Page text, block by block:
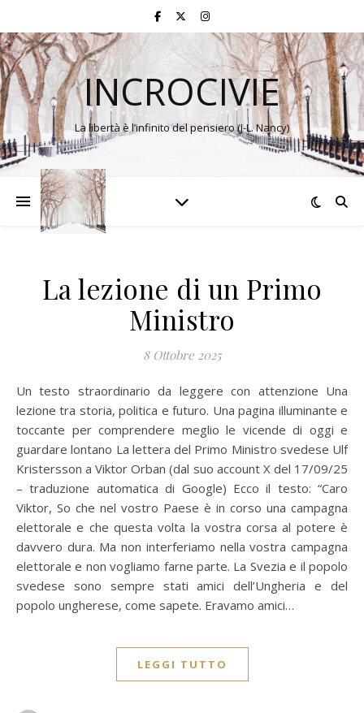
INCROCIVIE
La libertà è l’infinito del pensiero (J-L. Nancy)
La lezione di un Primo
Ministro
8 Ottobre 2025
Un testo straordinario da leggere con attenzione Una
lezione tra storia, politica e futuro. Una pagina illuminante e
toccante per comprendere meglio le vicende di oggi e
guardare lontano La lettera del Primo Ministro svedese Ulf
Kristersson a Viktor Orban (dal suo account X del 17/09/25
– traduzione automatica di Google) Ecco il testo: “Caro
Viktor, So che nel vostro Paese è in corso una campagna
elettorale e che questa volta la vostra corsa al potere è
davvero dura. Ma non interferiamo nella vostra campagna
elettorale e non vogliamo farne parte. La Svezia e il popolo
svedese sono sempre stati amici dell’Ungheria e del
popolo ungherese, come sapete. Eravamo amici…
LEGGI TUTTO